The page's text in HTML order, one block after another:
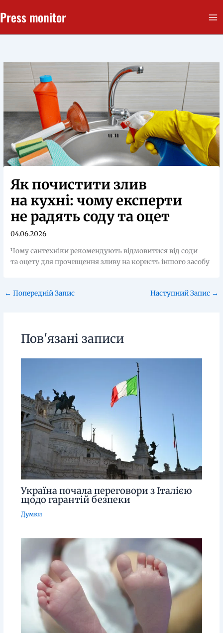
до
Press monitor
Як почистити злив
на кухні: чому експерти
не радять соду та оцет
04.06.2026
Чому сантехніки рекомендують відмовитися від соди
та оцету для прочищення зливу на користь іншого засобу
← Попередній Запис Наступний Запис →
Пов'язані записи
Україна почала переговори з Італією
щодо гарантій безпеки
Думки